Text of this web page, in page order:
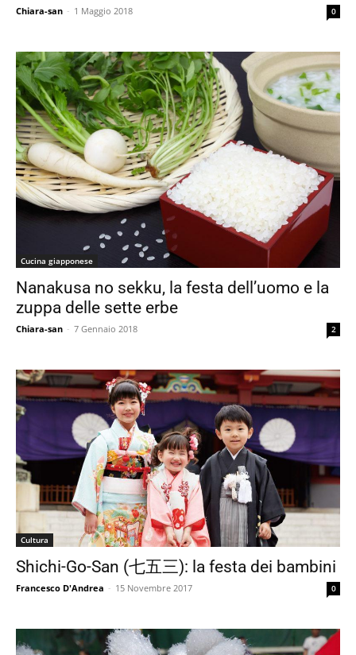
Chiara-san - 1 Maggio 2018 0
Cucina giapponese
Nanakusa no sekku, la festa dell’uomo e la
zuppa delle sette erbe
Chiara-san - 7 Gennaio 2018 2
Cultura
Shichi-Go-San (七五三): la festa dei bambini
Francesco D'Andrea - 15 Novembre 2017 0